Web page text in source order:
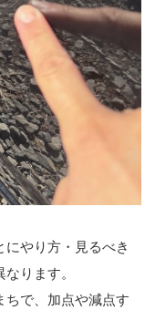
やり方・見るべき
ります。
で、加点や減点す